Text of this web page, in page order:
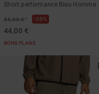
Short performance Bleu Homme
55,00 €* 20%
44,00 €
BONS PLANS